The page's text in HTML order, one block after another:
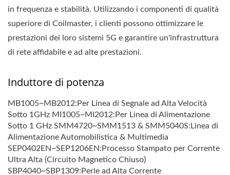
in frequenza e stabilità. Utilizzando i componenti di qualità
superiore di Coilmaster, i clienti possono ottimizzare le
prestazioni dei loro sistemi 5G e garantire un'infrastruttura
di rete affidabile e ad alte prestazioni.
Induttore di potenza
MB1005~MB2012:Per Linea di Segnale ad Alta Velocità
Sotto 1GHz MI1005~MI2012:Per Linea di Alimentazione
Sotto 1 GHz SMM4720~SMM1513 & SMM5040S:Linea di
Alimentazione Automobilistica & Multimedia
SEP0402EN~SEP1206EN:Processo Stampato per Corrente
Ultra Alta (Circuito Magnetico Chiuso)
SBP4040~SBP1309:Perle ad Alta Corrente